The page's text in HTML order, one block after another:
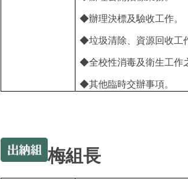
◆辦理決標及驗收工作。
◆垃圾清除、資源回收工
◆全校性消毒及衛生工作
◆其他臨時交辦事項。
梅組長